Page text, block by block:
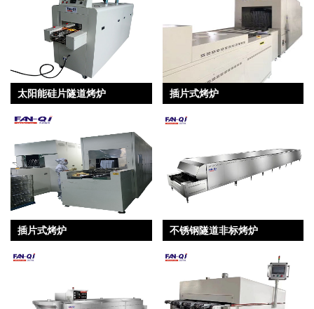
太阳能硅片隧道烤炉 插片式烤炉
插片式烤炉 不锈钢隧道非标烤炉